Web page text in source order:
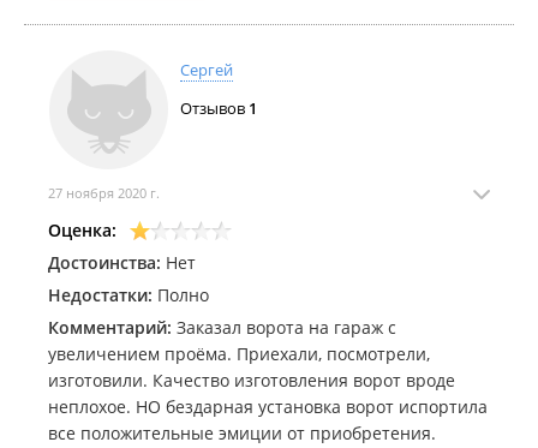
удобный для меня день приехали и установили за 3-
4 часа!
Ворота имеют красивый эстетический вид, всё
ровненько по зазорам ОК, уровень при монтаже
Кто хочет менять гаражные ворота СОВЕТУЮ этих
ребят, даже не тратьте время на разговоры с
Находкинскими барыгами, они *** в край!
Сергей
Отзывов 1
27 ноября 2020 г.
Оценка:
Достоинства: Нет
Недостатки: Полно
Комментарий: Заказал ворота на гараж с
увеличением проёма. Приехали, посмотрели,
изготовили. Качество изготовления ворот вроде
неплохое. НО бездарная установка ворот испортила
все положительные эмиции от приобретения.